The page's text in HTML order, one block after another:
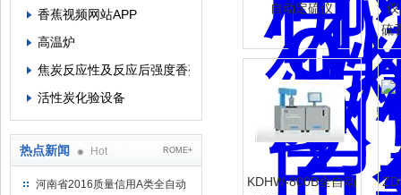
香蕉视频网站APP
高温炉
焦炭反应性及反应后强度香蕉视频网站APP
活性炭化验设备
热点新闻 Hot ROME+
河南省2016质量信用A类全自动
自动定硫仪
硫
KDHW-800B全自动